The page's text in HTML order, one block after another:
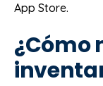
App Store.
¿Cómo